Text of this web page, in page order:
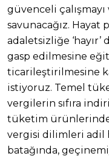
güvenceli
savunacağız. Hayat
adaletsizliğe
gasp edilmesine
ticarileştirilmesine
istiyoruz. Temel
vergilerin sıfıra
tüketim ürünlerinde
vergisi dilimleri adil
batağında,